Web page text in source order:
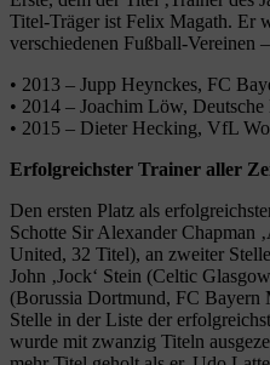
Titel-Träger ist Felix Magath. Er
verschiedenen Fußball-Vereinen
• 2013 – Jupp Heynckes, FC
• 2014 – Joachim Löw,
• 2015 – Dieter Hecking, VfL
Erfolgreichster Trainer aller
Den ersten Platz als
Schotte Sir Alexander Chapman
United, 32 Titel), an zweiter
John ‚Jock‘ Stein (Celtic
(Borussia Dortmund, FC Bayern
Stelle in der Liste der
wurde mit zwanzig Titeln